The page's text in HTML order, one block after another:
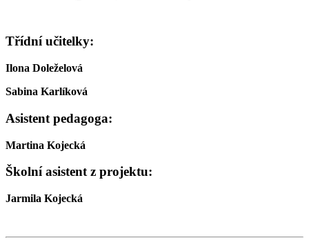
Třídní učitelky:
Ilona Doleželová
Sabina Karlíková
Asistent pedagoga:
Martina Kojecká
Školní asistent z projektu:
Jarmila Kojecká